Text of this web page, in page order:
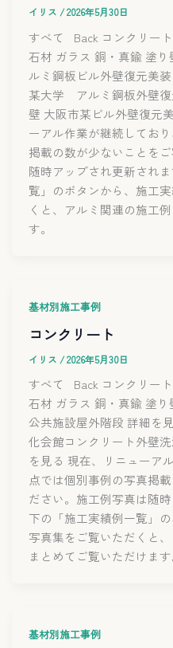
イリス /2026年5月30日
すべて Back コンクリー
石材 ガラス 銅・真鍮 塗
ルミ鋼板ビル外壁復元美
某大学 アルミ鋼板外壁復
壁 大阪市某ビル外壁復元
ーアル作業が継続してお
掲載の数が少ないことを
随時アップされ更新され
覧」のボタンから、施工
くと、アルミ関連の施工
す。
基材別施工事例
コンクリート
イリス /2026年5月30日
すべて Back コンクリー
石材 ガラス 銅・真鍮 塗
公共施設屋外階段 詳細を
化会館コンクリート外壁
を見る 現在、リニューア
点では個別事例の写真掲
ださい。施工例写真は随
下の「施工実績例一覧」
写真集をご覧いただくと
まとめてご覧いただけます
基材別施工事例